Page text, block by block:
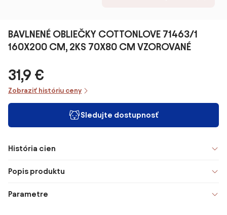
BAVLNENÉ OBLIEČKY COTTONLOVE 71463/1
160X200 CM, 2KS 70X80 CM VZOROVANÉ
31,9 €
Zobraziť históriu ceny
Sledujte dostupnosť
História cien
Popis produktu
Parametre